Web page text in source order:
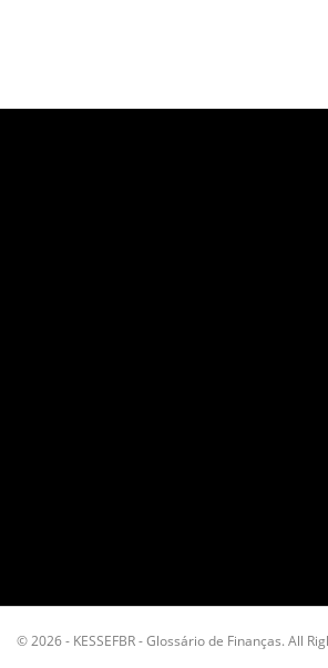
© 2026 - KESSEFBR - Glossário de Finanças. All